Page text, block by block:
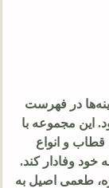
در فهرست
این مجموعه با
قطاب و انواع
خود وفادار کند.
طعمی اصیل به